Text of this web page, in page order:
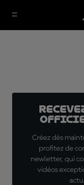
Créez dès
profitez de
newletter, qui
vidéos